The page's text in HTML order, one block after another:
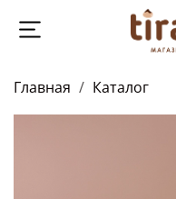
Главная Каталог